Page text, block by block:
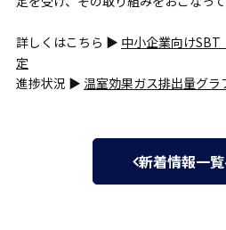
詳しくはこちら ▶ 中小企業向けSBT
定
進捗状況 ▶ 温室効果ガス排出量グラ
新着情報一